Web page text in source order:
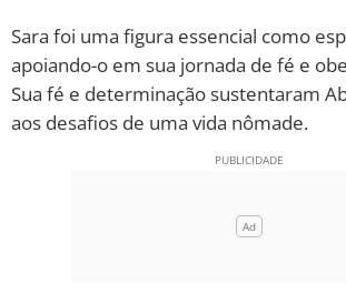
Sara foi uma figura essencial como
apoiando-o em sua jornada de fé e
Sua fé e determinação sustentaram
aos desafios de uma vida nômade.